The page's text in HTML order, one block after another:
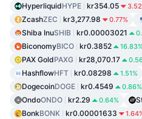
HyperliquidHYPE kr354.05
ZcashZEC kr3,277.98 0.77%
Shiba InuSHIB kr0.00003021
BiconomyBICO kr0.3852
PAX GoldPAXG kr28,070.17
HashflowHFT kr0.08298 1.51%
DogecoinDOGE kr0.4549 0.86%
OndoONDO kr2.29 0.64%
BonkBONK kr0.00001633